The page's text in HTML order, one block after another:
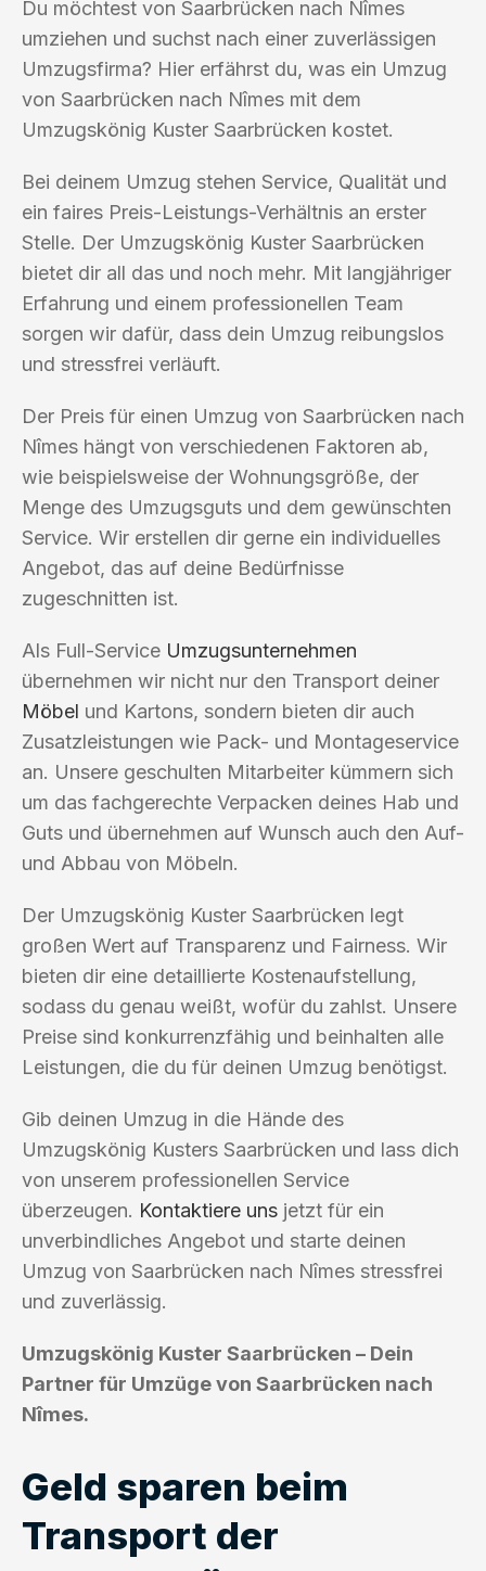
Du möchtest von Saarbrücken nach Nîmes
umziehen und suchst nach einer zuverlässigen
Umzugsfirma? Hier erfährst du, was ein Umzug
von Saarbrücken nach Nîmes mit dem
Umzugskönig Kuster Saarbrücken kostet.
Bei deinem Umzug stehen Service, Qualität und
ein faires Preis-Leistungs-Verhältnis an erster
Stelle. Der Umzugskönig Kuster Saarbrücken
bietet dir all das und noch mehr. Mit langjähriger
Erfahrung und einem professionellen Team
sorgen wir dafür, dass dein Umzug reibungslos
und stressfrei verläuft.
Der Preis für einen Umzug von Saarbrücken nach
Nîmes hängt von verschiedenen Faktoren ab,
wie beispielsweise der Wohnungsgröße, der
Menge des Umzugsguts und dem gewünschten
Service. Wir erstellen dir gerne ein individuelles
Angebot, das auf deine Bedürfnisse
zugeschnitten ist.
Als Full-Service Umzugsunternehmen
übernehmen wir nicht nur den Transport deiner
Möbel und Kartons, sondern bieten dir auch
Zusatzleistungen wie Pack- und Montageservice
an. Unsere geschulten Mitarbeiter kümmern sich
um das fachgerechte Verpacken deines Hab und
Guts und übernehmen auf Wunsch auch den Auf-
und Abbau von Möbeln.
Der Umzugskönig Kuster Saarbrücken legt
großen Wert auf Transparenz und Fairness. Wir
bieten dir eine detaillierte Kostenaufstellung,
sodass du genau weißt, wofür du zahlst. Unsere
Preise sind konkurrenzfähig und beinhalten alle
Leistungen, die du für deinen Umzug benötigst.
Gib deinen Umzug in die Hände des
Umzugskönig Kusters Saarbrücken und lass dich
von unserem professionellen Service
überzeugen. Kontaktiere uns jetzt für ein
unverbindliches Angebot und starte deinen
Umzug von Saarbrücken nach Nîmes stressfrei
und zuverlässig.
Umzugskönig Kuster Saarbrücken – Dein
Partner für Umzüge von Saarbrücken nach
Nîmes.
Geld sparen beim
Transport der